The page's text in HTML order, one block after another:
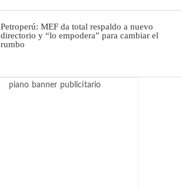
Petroperú: MEF da total respaldo a nuevo
directorio y “lo empodera” para cambiar el
rumbo